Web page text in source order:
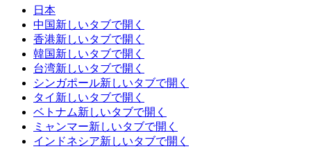
日本
中国新しいタブで開く
香港新しいタブで開く
韓国新しいタブで開く
台湾新しいタブで開く
シンガポール新しいタブで開く
タイ 新しいタブで開く
ベトナム新しいタブで開く
ミャンマー新しいタブで開く
インドネシア新しいタブで開く